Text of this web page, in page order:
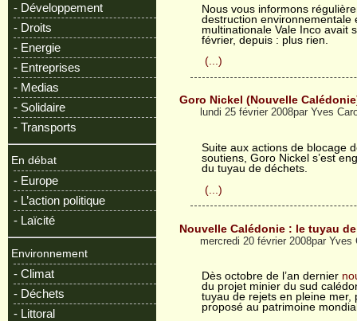
- Développement
- Droits
- Energie
- Entreprises
- Medias
- Solidaire
- Transports
En débat
- Europe
- L’action politique
- Laïcité
Environnement
- Climat
- Déchets
- Littoral
Nous vous informons
destruction environnementale
multinationale Vale Inco avait
février, depuis : plus rien.
(...)
Goro Nickel (Nouvelle
lundi 25 février 2008par Yves
Suite aux actions de blocage
soutiens, Goro Nickel s’est
du tuyau de déchets.
(...)
Nouvelle Calédonie : le tuyau
mercredi 20 février 2008par Yves
Dès octobre de l’an dernier
du projet minier du sud
tuyau de rejets en pleine mer,
proposé au patrimoine